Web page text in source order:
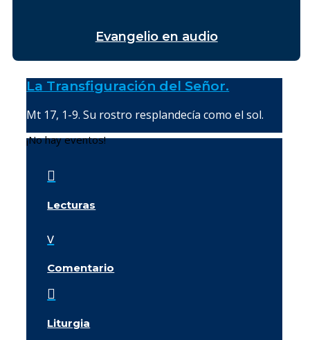
Evangelio en audio
La Transfiguración del Señor.
Mt 17, 1-9. Su rostro resplandecía como el sol.
¡No hay eventos!

Lecturas
v
Comentario

Liturgia